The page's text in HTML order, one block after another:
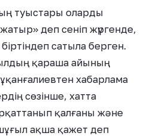
туыстары оларды
деп сеніп жүргенде,
сатыла берген.
қараша айының
хабарлама
сөзінше, хатта
қалғаны және
ақша қажет деп